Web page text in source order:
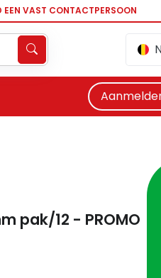
EEN VAST CONTACTPERSOON
pak/12 - PROMO